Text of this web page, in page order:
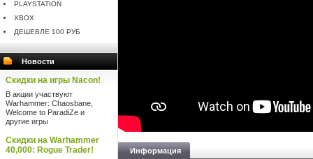
PLAYSTATION
XBOX
ДЕШЕВЛЕ 100 РУБ
Новости
Скидки на игры Nacon!
В акции участвуют
Warhammer: Chaosbane,
Welcome to ParadiZe и
другие игры
Скидки на Warhammer
40,000: Rogue Trader!
Информация